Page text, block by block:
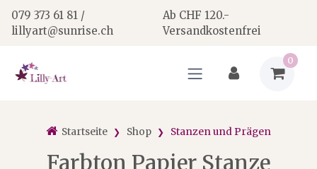
079 373 61 81 /
lillyart@sunrise.ch
Ab CHF 120.-
Versandkostenfrei
0
Startseite Shop Stanzen und Prägen
Farbton Papier Stanze